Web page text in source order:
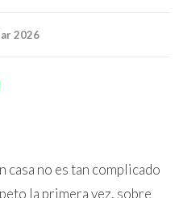
2026
casa no es tan complicado
la primera vez, sobre